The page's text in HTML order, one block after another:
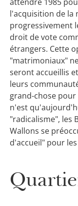
l'acquisition de la
progressivement
droit de vote
étrangers. Cette
"matrimoniaux"
seront accueillis
leurs
grand-chose
n'est
"radicalisme", les
Wallons se
d'accueil" pour